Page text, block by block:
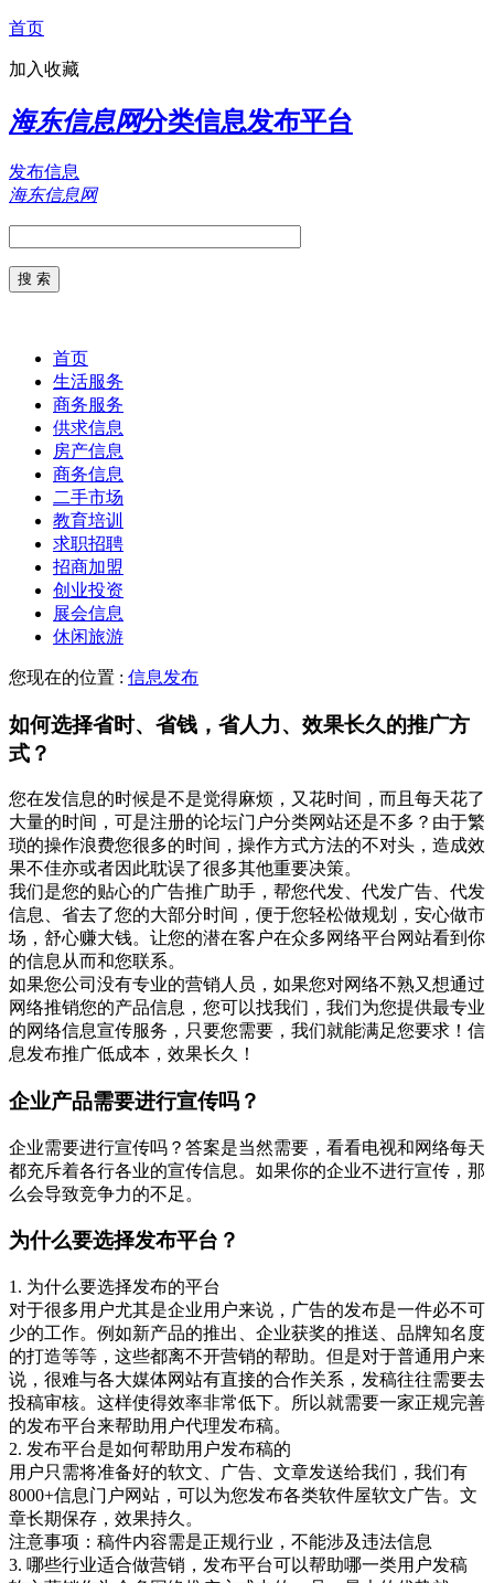
首页
加入收藏
海东信息网分类信息发布平台
发布信息
海东信息网
首页
生活服务
商务服务
供求信息
房产信息
商务信息
二手市场
教育培训
求职招聘
招商加盟
创业投资
展会信息
休闲旅游
您现在的位置 : 信息发布
如何选择省时、省钱，省人力、效果长久的推广方
式？
您在发信息的时候是不是觉得麻烦，又花时间，而且每天花了
大量的时间，可是注册的论坛门户分类网站还是不多？由于繁
琐的操作浪费您很多的时间，操作方式方法的不对头，造成效
果不佳亦或者因此耽误了很多其他重要决策。
我们是您的贴心的广告推广助手，帮您代发、代发广告、代发
信息、省去了您的大部分时间，便于您轻松做规划，安心做市
场，舒心赚大钱。让您的潜在客户在众多网络平台网站看到你
的信息从而和您联系。
如果您公司没有专业的营销人员，如果您对网络不熟又想通过
网络推销您的产品信息，您可以找我们，我们为您提供最专业
的网络信息宣传服务，只要您需要，我们就能满足您要求！信
息发布推广低成本，效果长久！
企业产品需要进行宣传吗？
企业需要进行宣传吗？答案是当然需要，看看电视和网络每天
都充斥着各行各业的宣传信息。如果你的企业不进行宣传，那
么会导致竞争力的不足。
为什么要选择发布平台？
1. 为什么要选择发布的平台
对于很多用户尤其是企业用户来说，广告的发布是一件必不可
少的工作。例如新产品的推出、企业获奖的推送、品牌知名度
的打造等等，这些都离不开营销的帮助。但是对于普通用户来
说，很难与各大媒体网站有直接的合作关系，发稿往往需要去
投稿审核。这样使得效率非常低下。所以就需要一家正规完善
的发布平台来帮助用户代理发布稿。
2. 发布平台是如何帮助用户发布稿的
用户只需将准备好的软文、广告、文章发送给我们，我们有
8000+信息门户网站，可以为您发布各类软件屋软文广告。文
章长期保存，效果持久。
注意事项：稿件内容需是正规行业，不能涉及违法信息
3. 哪些行业适合做营销，发布平台可以帮助哪一类用户发稿